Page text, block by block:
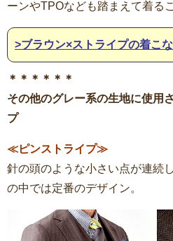
ーンやTPOなども踏まえて着る
>ブラウン×ストライプの着こ
＊＊＊＊＊＊
その他のグレー系の生地に使用
プ
≪ピンストライプ≫
針の頭のような小さい点が連続
の中では定番のデザイン。